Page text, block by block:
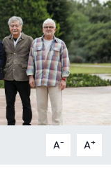
A- A+